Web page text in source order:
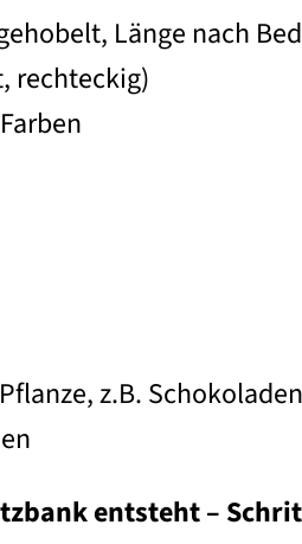
Länge nach
rechteckig)
z.B.
entsteht –